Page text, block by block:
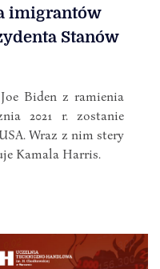
imigrantów
Stanów
Biden z ramienia
2021 r. zostanie
Wraz z nim stery
Kamala Harris.